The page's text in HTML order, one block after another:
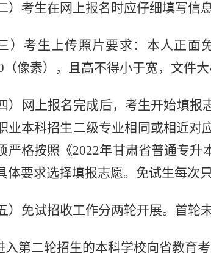
二）考生在网上报名时应仔细填写信
三）考生上传照片要求：本人正
（像素），且高不得小于宽，文件大
四）网上报名完成后，考生开始填报
业本科招生二级专业相同或相近对
严格按照 《2022年甘肃省普通专
体要求选择填报志愿。 免试生每次
）免试招收工作分两轮开展。首轮
入第二轮招生的本科学校向省教育